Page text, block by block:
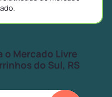
o Mercado Livre
do Sul, RS